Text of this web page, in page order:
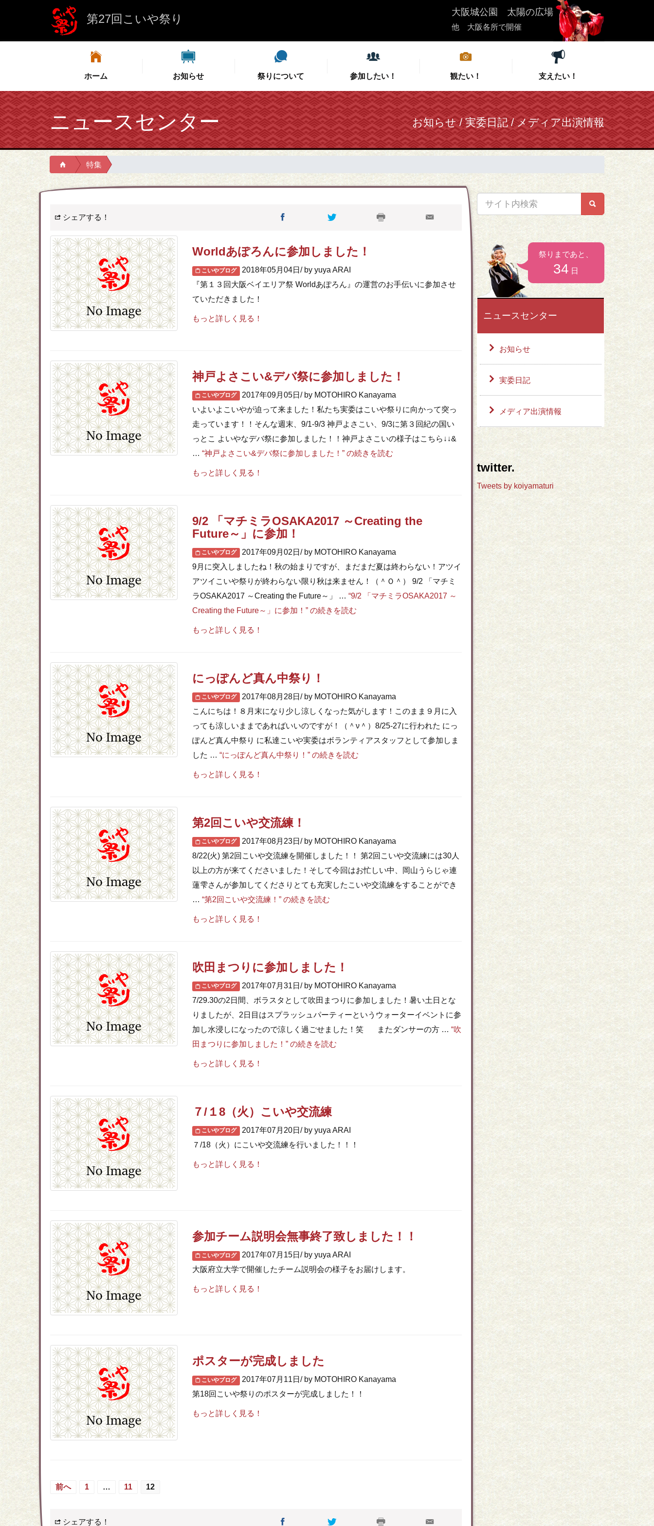
第27回こいや祭り
大阪城公園 太陽の広場
他 大阪各所で開催
ホーム お知らせ 祭りについて
祭りについて
開催概要 こいや祭りとは 実行委員会紹介
公式総踊り こいやグッズ 過去の開催情報
参加したい！
参加したい！
開催概要 募集要項 こいやの宿泊
特選こいや丼 こいや交流会 お問い合わせ
観たい！
観たい！
今年のミドコロ 審査結果 会場情報
演舞チーム紹介 タイムテーブル 特選こいや丼
中夜祭
お問い合わせ
支えたい！
支えたい！
当日スタッフ募集 会場MC募集 こいや祭り応援団募集
協賛・後援のお願い こい友未来プロジェクト募集 支援者向けお問い合わせ
お知らせ / 実委日記 / メディア出演情報
ニュースセンター
特集
シェアする！
Worldあぽろんに参加しました！
こいやブログ
2018年05月04日/ by yuya ARAI
『第１３回大阪ベイエリア祭 Worldあぽろん』の運営のお手伝いに参加させ
ていただきました！
もっと詳しく見る！
神戸よさこい&デバ祭に参加しました！
こいやブログ
2017年09月05日/ by MOTOHIRO Kanayama
いよいよこいやが迫って来ました！私たち実委はこいや祭りに向かって突っ
走っています！！そんな週末、9/1-9/3 神戸よさこい、9/3に第３回紀の国い
っとこ よいやなデバ祭に参加しました！！神戸よさこいの様子はこちら↓↓&
… “神戸よさこい&デバ祭に参加しました！” の続きを読む
もっと詳しく見る！
9/2 「マチミラOSAKA2017 ～Creating the
Future～」に参加！
こいやブログ
2017年09月02日/ by MOTOHIRO Kanayama
9月に突入しましたね！秋の始まりですが、まだまだ夏は終わらない！アツイ
アツイこいや祭りが終わらない限り秋は来ません！（＾Ｏ＾） 9/2 「マチミ
ラOSAKA2017 ～Creating the Future～」 … “9/2 「マチミラOSAKA2017 ～
Creating the Future～」に参加！” の続きを読む
もっと詳しく見る！
にっぽんど真ん中祭り！
こいやブログ
2017年08月28日/ by MOTOHIRO Kanayama
こんにちは！８月末になり少し涼しくなった気がします！このまま９月に入
っても涼しいままであればいいのですが！（＾ν＾）8/25-27に行われた にっ
ぽんど真ん中祭り に私達こいや実委はボランティアスタッフとして参加しま
した … “にっぽんど真ん中祭り！” の続きを読む
もっと詳しく見る！
第2回こいや交流練！
こいやブログ
2017年08月23日/ by MOTOHIRO Kanayama
8/22(火) 第2回こいや交流練を開催しました！！ 第2回こいや交流練には30人
以上の方が来てくださいました！そして今回はお忙しい中、岡山うらじゃ連
蓮雫さんが参加してくださりとても充実したこいや交流練をすることができ
… “第2回こいや交流練！” の続きを読む
もっと詳しく見る！
吹田まつりに参加しました！
こいやブログ
2017年07月31日/ by MOTOHIRO Kanayama
7/29.30の2日間、ボラスタとして吹田まつりに参加しました！暑い土日とな
りましたが、2日目はスプラッシュパーティーというウォーターイベントに参
加し水浸しになったので涼しく過ごせました！笑 またダンサーの方 … “吹
田まつりに参加しました！” の続きを読む
もっと詳しく見る！
７/１8（火）こいや交流練
こいやブログ
2017年07月20日/ by yuya ARAI
７/18（火）にこいや交流練を行いました！！！
もっと詳しく見る！
参加チーム説明会無事終了致しました！！
こいやブログ
2017年07月15日/ by yuya ARAI
大阪府立大学で開催したチーム説明会の様子をお届けします。
もっと詳しく見る！
ポスターが完成しました
こいやブログ
2017年07月11日/ by MOTOHIRO Kanayama
第18回こいや祭りのポスターが完成しました！！
もっと詳しく見る！
前へ 1 … 11 12
シェアする！
祭りまであと、
34 日
ニュースセンター
お知らせ
実委日記
メディア出演情報
twitter.
Tweets by koiyamaturi